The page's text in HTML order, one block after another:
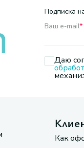
Подписка
Ваш e-mail*
Даю
Как